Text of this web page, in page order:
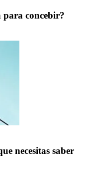
para concebir?
necesitas saber